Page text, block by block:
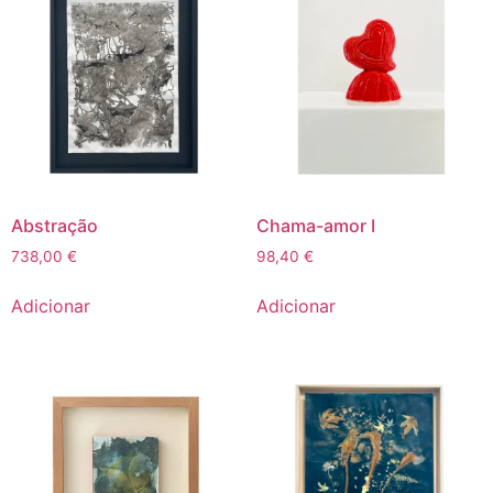
Abstração
738,00 €
Adicionar
Chama-amor I
98,40 €
Adicionar